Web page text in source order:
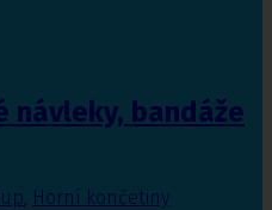
návleky, bandáže
, Horní končetiny